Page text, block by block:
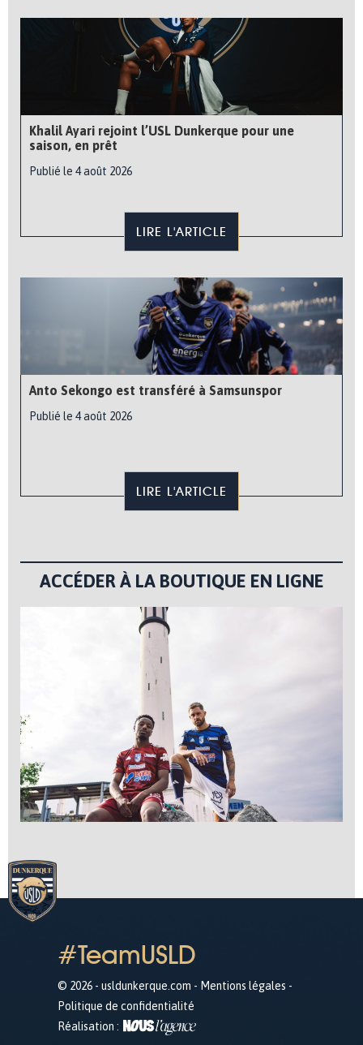
Khalil Ayari rejoint l’USL Dunkerque pour une
saison, en prêt
Publié le 4 août 2026
LIRE L'ARTICLE
Anto Sekongo est transféré à Samsunspor
Publié le 4 août 2026
LIRE L'ARTICLE
ACCÉDER À LA BOUTIQUE EN LIGNE
#TeamUSLD
© 2026 - usldunkerque.com - Mentions légales -
Politique de confidentialité
Réalisation :